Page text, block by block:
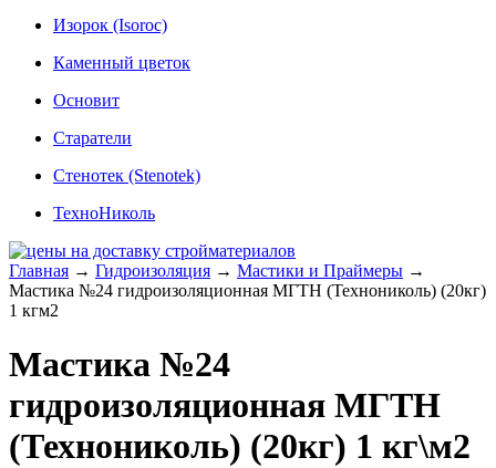
Изорок (Isoroc)
Каменный цветок
Основит
Старатели
Стенотек (Stenotek)
ТехноНиколь
Главная → Гидроизоляция → Мастики и Праймеры →
Мастика №24 гидроизоляционная МГТН (Технониколь) (20кг)
1 кгм2
Мастика №24
гидроизоляционная МГТН
(Технониколь) (20кг) 1 кг\м2